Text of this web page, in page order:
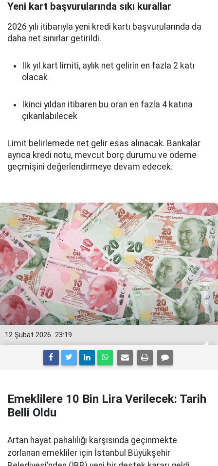
Yeni kart başvurularında sıkı kurallar
2026 yılı itibarıyla yeni kredi kartı başvurularında da
daha net sınırlar getirildi.
İlk yıl kart limiti, aylık net gelirin en fazla 2 katı
olacak
İkinci yıldan itibaren bu oran en fazla 4 katına
çıkarılabilecek
Limit belirlemede net gelir esas alınacak. Bankalar
ayrıca kredi notu, mevcut borç durumu ve ödeme
geçmişini değerlendirmeye devam edecek.
23:19
12 Şubat 2026
Emeklilere 10 Bin Lira Verilecek: Tarih
Belli Oldu
Artan hayat pahalılığı karşısında geçinmekte
zorlanan emekliler için İstanbul Büyükşehir